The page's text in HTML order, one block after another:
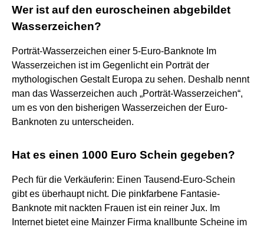
Wer ist auf den euroscheinen abgebildet
Wasserzeichen?
Porträt-Wasserzeichen einer 5-Euro-Banknote Im
Wasserzeichen ist im Gegenlicht ein Porträt der
mythologischen Gestalt Europa zu sehen. Deshalb nennt
man das Wasserzeichen auch „Porträt-Wasserzeichen“,
um es von den bisherigen Wasserzeichen der Euro-
Banknoten zu unterscheiden.
Hat es einen 1000 Euro Schein gegeben?
Pech für die Verkäuferin: Einen Tausend-Euro-Schein
gibt es überhaupt nicht. Die pinkfarbene Fantasie-
Banknote mit nackten Frauen ist ein reiner Jux. Im
Internet bietet eine Mainzer Firma knallbunte Scheine im